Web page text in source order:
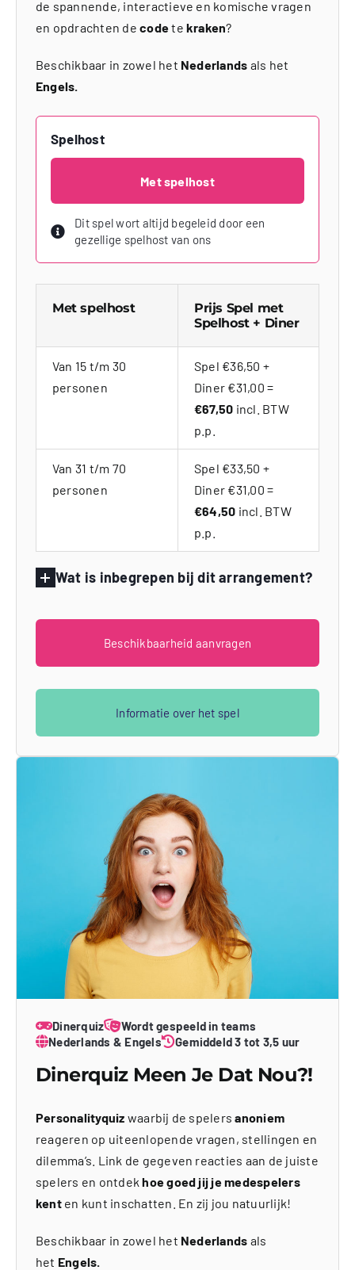
de spannende, interactieve en komische vragen
en opdrachten decodetekraken?
Beschikbaar in zowel het Nederlands als het
Engels.
Spelhost
Met spelhost
Dit spel wort altijd begeleid door een
gezellige spelhost van ons
Met spelhost
Prijs Spel met
Spelhost + Diner
Van 15 t/m 30
personen
Spel €36,50 +
Diner €31,00 =
€67,50 incl. BTW
p.p.
Van 31 t/m 70
personen
Spel €33,50 +
Diner €31,00 =
€64,50 incl. BTW
p.p.
Wat is inbegrepen bij dit arrangement?
Beschikbaarheid aanvragen
Informatie over het spel
Dinerquiz
Wordt gespeeld in teams
Nederlands & Engels
Gemiddeld 3 tot 3,5 uur
Dinerquiz Meen Je Dat Nou?!
Personalityquiz waarbij de spelersanoniem
reageren op uiteenlopende vragen, stellingen en
dilemma’s. Link de gegeven reacties aan de juiste
spelers en ontdekhoe goed jij je medespelers
kenten kunt inschatten. En zij jou natuurlijk!
Beschikbaar in zowel het Nederlands als
het Engels.